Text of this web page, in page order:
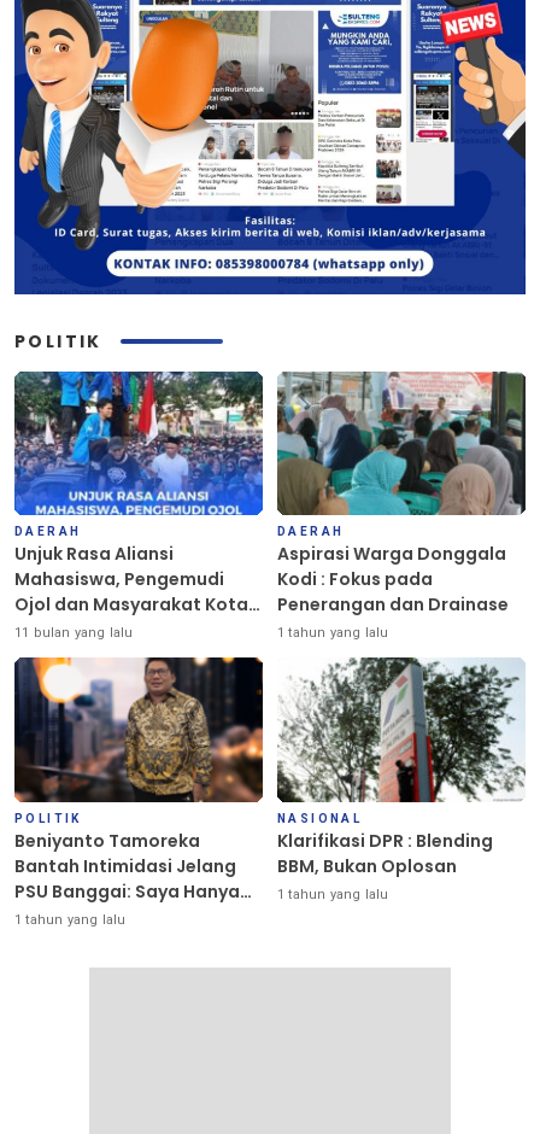
POLITIK
DAERAH
Unjuk Rasa Aliansi
Mahasiswa, Pengemudi
Ojol dan Masyarakat Kota
Palu Berlangsung Damai
11 bulan yang lalu
DAERAH
Aspirasi Warga Donggala
Kodi : Fokus pada
Penerangan dan Drainase
1 tahun yang lalu
POLITIK
Beniyanto Tamoreka
Bantah Intimidasi Jelang
PSU Banggai: Saya Hanya
Ingin Redakan Suasana
1 tahun yang lalu
NASIONAL
Klarifikasi DPR : Blending
BBM, Bukan Oplosan
1 tahun yang lalu